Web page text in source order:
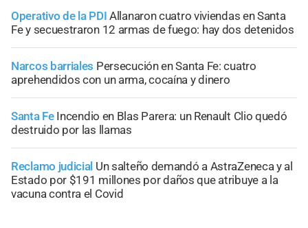
Operativo de la PDI Allanaron cuatro viviendas en Santa
Fe y secuestraron 12 armas de fuego: hay dos detenidos
Narcos barriales Persecución en Santa Fe: cuatro
aprehendidos con un arma, cocaína y dinero
Santa Fe Incendio en Blas Parera: un Renault Clio quedó
destruido por las llamas
Reclamo judicial Un salteño demandó a AstraZeneca y al
Estado por $191 millones por daños que atribuye a la
vacuna contra el Covid